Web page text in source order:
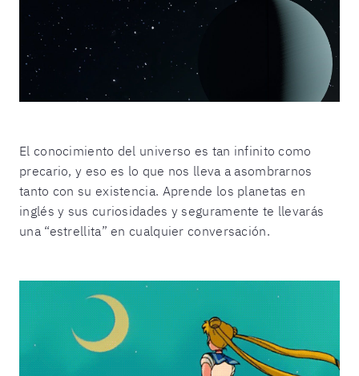
El conocimiento del universo es tan infinito como
precario, y eso es lo que nos lleva a asombrarnos
tanto con su existencia. Aprende los planetas en
inglés y sus curiosidades y seguramente te llevarás
una “estrellita” en cualquier conversación.